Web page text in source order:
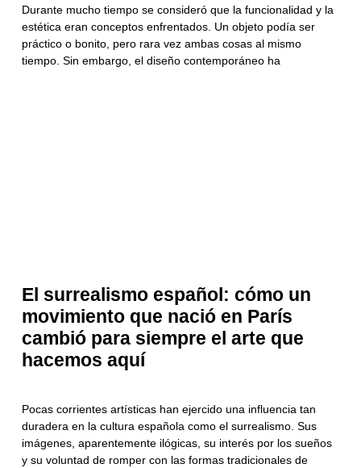
Durante mucho tiempo se consideró que la funcionalidad y la
estética eran conceptos enfrentados. Un objeto podía ser
práctico o bonito, pero rara vez ambas cosas al mismo
tiempo. Sin embargo, el diseño contemporáneo ha
El surrealismo español: cómo un
movimiento que nació en París
cambió para siempre el arte que
hacemos aquí
Pocas corrientes artísticas han ejercido una influencia tan
duradera en la cultura española como el surrealismo. Sus
imágenes, aparentemente ilógicas, su interés por los sueños
y su voluntad de romper con las formas tradicionales de